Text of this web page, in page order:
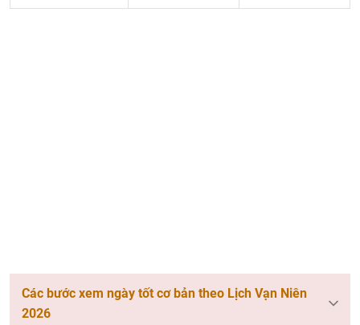
Các bước xem ngày tốt cơ bản theo Lịch Vạn Niên
2026